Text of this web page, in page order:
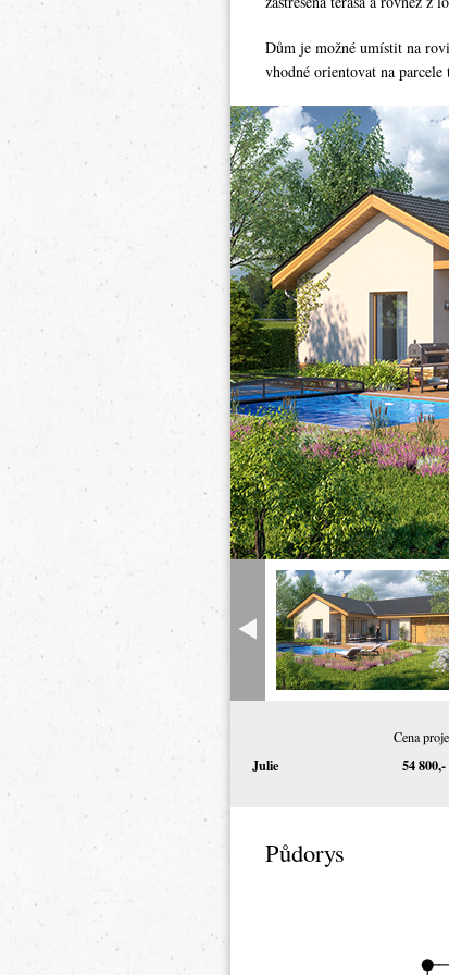
Dům je možné umístit na
vhodné orientovat na
Cena
Julie 54
Půdorys